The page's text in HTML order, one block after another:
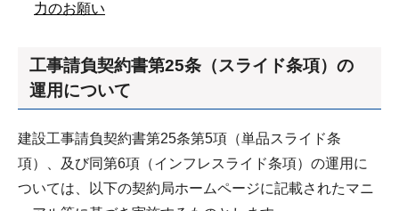
力のお願い
工事請負契約書第25条（スライド条項）の
運用について
建設工事請負契約書第25条第5項（単品スライド条
項）、及び同第6項（インフレスライド条項）の運用に
ついては、以下の契約局ホームページに記載されたマニ